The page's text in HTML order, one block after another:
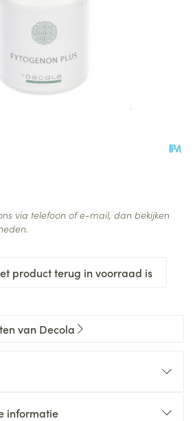
product terug in voorraad is
via telefoon of e-mail, dan bekijken
van Decola
informatie